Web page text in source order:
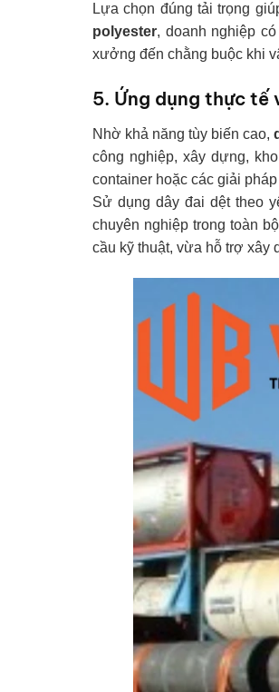
Lựa chọn đúng tải trọng
polyester, doanh nghiệp
xưởng đến chằng buộc khi
5. Ứng dụng thực tế
Nhờ khả năng tùy biến cao,
công nghiệp, xây dựng,
container hoặc các giải
Sử dụng dây đai dệt theo
chuyên nghiệp trong toàn
cầu kỹ thuật, vừa hỗ trợ xây